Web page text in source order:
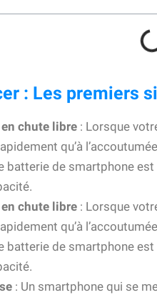
: Les premiers
en chute libre : Lorsque
qu’à
batterie de smartphone
en chute libre : Lorsque
qu’à
batterie de smartphone
: Un smartphone qui se